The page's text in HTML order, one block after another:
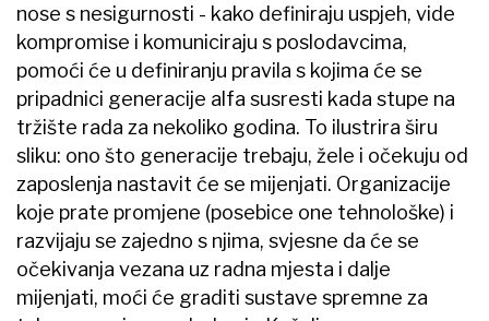
nose s nesigurnosti - kako definiraju uspjeh, vide
kompromise i komuniciraju s poslodavcima,
pomoći će u definiranju pravila s kojima će se
pripadnici generacije alfa susresti kada stupe na
tržište rada za nekoliko godina. To ilustrira širu
sliku: ono što generacije trebaju, žele i očekuju od
zaposlenja nastavit će se mijenjati. Organizacije
koje prate promjene (posebice one tehnološke) i
razvijaju se zajedno s njima, svjesne da će se
očekivanja vezana uz radna mjesta i dalje
mijenjati, moći će graditi sustave spremne za